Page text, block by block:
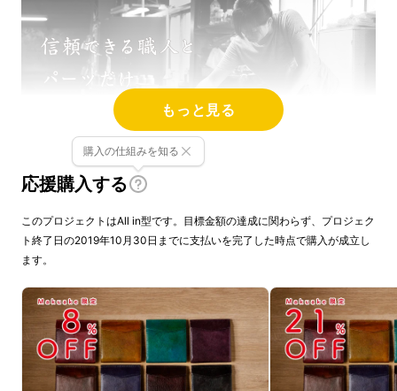
な美しい本革、
「財布はポケットに入れたい、会計はスピー
ディーに済ませたい」
薄くてコンパクトな財布が良いが、小銭が出し
もっと見る
応援購入する
購入の仕組みを知る
このプロジェクトはAll in型です。目標金額の達成に関わらず、プロジェク
ト終了日の2019年10月30日までに支払いを完了した時点で購入が成立し
ます。